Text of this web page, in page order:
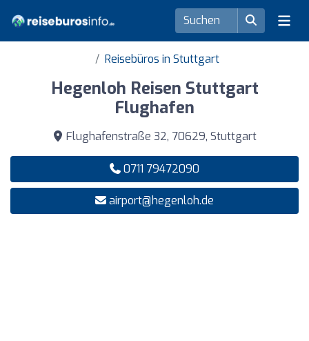
Reisebüros in Stuttgart
Hegenloh Reisen Stuttgart
Flughafen
Flughafenstraße 32, 70629, Stuttgart
0711 79472090
airport@hegenloh.de